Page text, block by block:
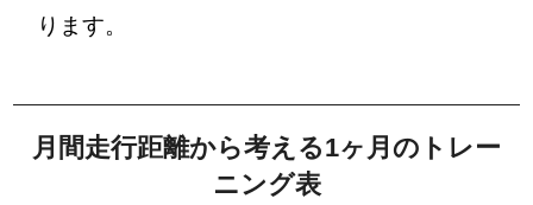
ります。
月間走行距離から考える1ヶ月のトレー
ニング表